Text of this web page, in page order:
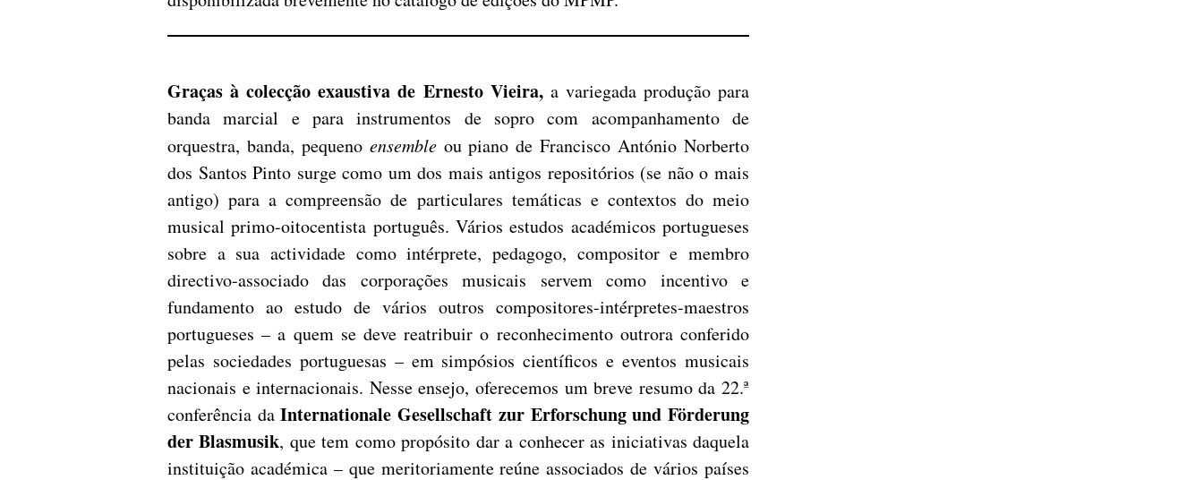
Graças à colecção exaustiva de Ernesto Vieira,a variegada produção para
banda marcial e para instrumentos de sopro com acompanhamento de
orquestra, banda, pequeno ensemble ou piano de Francisco António Norberto
dos Santos Pinto surge como um dos mais antigos repositórios (se não o mais
antigo) para a compreensão de particulares temáticas e contextos do meio
musical primo-oitocentista português. Vários estudos académicos portugueses
sobre a sua actividade como intérprete, pedagogo, compositor e membro
directivo-associado das corporações musicais servem como incentivo e
fundamento ao estudo de vários outros compositores-intérpretes-maestros
portugueses – a quem se deve reatribuir o reconhecimento outrora conferido
pelas sociedades portuguesas – em simpósios científicos e eventos musicais
nacionais e internacionais. Nesse ensejo, oferecemos um breve resumo da 22.ª
conferência daInternationale Gesellschaft zur Erforschung und Förderung
der Blasmusik, que tem como propósito dar a conhecer as iniciativas daquela
instituição académica – que meritoriamente reúne associados de vários países